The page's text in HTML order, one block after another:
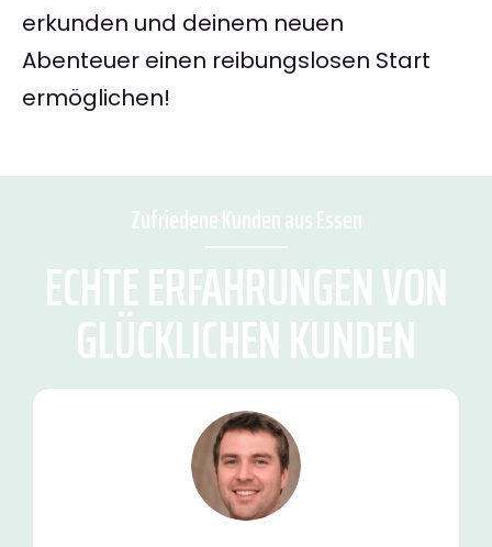
erkunden und deinem neuen
Abenteuer einen reibungslosen Start
ermöglichen!
Zufriedene Kunden aus Essen
ECHTE ERFAHRUNGEN VON
GLÜCKLICHEN KUNDEN